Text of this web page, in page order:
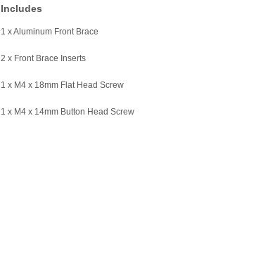
Includes
1 x Aluminum Front Brace
2 x Front Brace Inserts
1 x M4 x 18mm Flat Head Screw
1 x M4 x 14mm Button Head Screw